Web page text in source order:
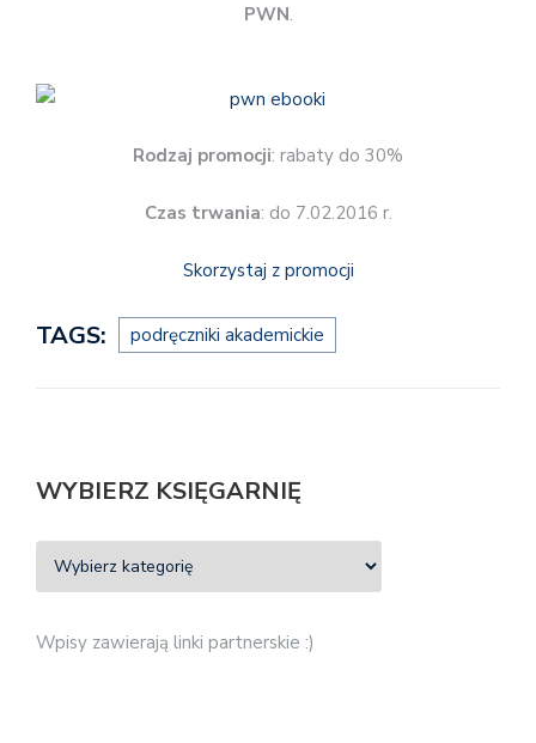
PWN.
Rodzaj promocji: rabaty do 30%
Czas trwania: do 7.02.2016 r.
Skorzystaj z promocji
TAGS: podręczniki akademickie
WYBIERZ KSIĘGARNIĘ
Wpisy zawierają linki partnerskie :)